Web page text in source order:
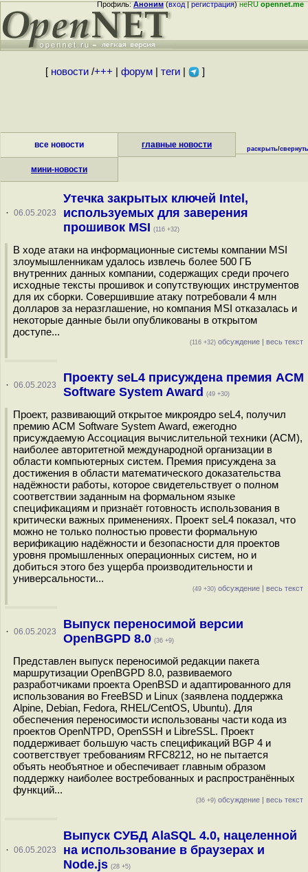
Профиль:Аноним(вход|регистрация)неRUopennet.me
[ новости/+++ форум| теги| ]
все новости главные новости
мини-новости
раскрыть/свернуть
· 06.05.2023
Утечка закрытых ключей Intel,
используемых для заверения
прошивок MSI (116 +32)
В ходе атаки на информационные системы компании MSI
злоумышленникам удалось извлечь более 500 ГБ
внутренних данных компании, содержащих среди прочего
исходные тексты прошивок и сопутствующих инструментов
для их сборки. Совершившие атаку потребовали 4 млн
долларов за неразглашение, но компания MSI отказалась и
некоторые данные были опубликованы в открытом
доступе...
(116 +32) обсуждение | весь текст
· 06.05.2023
Проекту seL4 присуждена премия ACM
Software System Award
(49 +30)
Проект, развивающий открытое микроядро seL4, получил
премию ACM Software System Award, ежегодно
присуждаемую Ассоциация вычислительной техники (ACM),
наиболее авторитетной международной организации в
области компьютерных систем. Премия присуждена за
достижения в области математического доказательства
надёжности работы, которое свидетельствует о полном
соответствии заданным на формальном языке
спецификациям и признаёт готовность использования в
критически важных применениях. Проект seL4 показал, что
можно не только полностью провести формальную
верификацию надёжности и безопасности для проектов
уровня промышленных операционных систем, но и
добиться этого без ущерба производительности и
универсальности...
(49 +30) обсуждение | весь текст
· 06.05.2023
Выпуск переносимой версии
OpenBGPD 8.0 (36 +9)
Представлен выпуск переносимой редакции пакета
маршрутизации OpenBGPD 8.0, развиваемого
разработчиками проекта OpenBSD и адаптированного для
использования во FreeBSD и Linux (заявлена поддержка
Alpine, Debian, Fedora, RHEL/CentOS, Ubuntu). Для
обеспечения переносимости использованы части кода из
проектов OpenNTPD, OpenSSH и LibreSSL. Проект
поддерживает большую часть спецификаций BGP 4 и
соответствует требованиям RFC8212, но не пытается
объять необъятное и обеспечивает главным образом
поддержку наиболее востребованных и распространённых
функций...
(36 +9) обсуждение | весь текст
· 06.05.2023
Выпуск СУБД AlaSQL 4.0, нацеленной
на использование в браузерах и
Node.js (28 +5)